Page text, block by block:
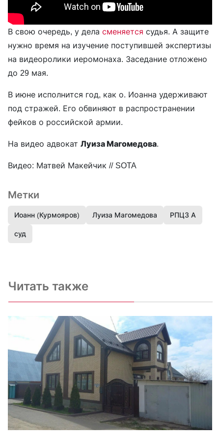
В свою очередь, у дела сменяется судья. А защите
нужно время на изучение поступившей экспертизы
на видеоролики иеромонаха. Заседание отложено
до 29 мая.
В июне исполнится год, как о. Иоанна удерживают
под стражей. Его обвиняют в распространении
фейков о российской армии.
На видео адвокат Луиза Магомедова.
Видео: Матвей Макейчик // SOTA
Метки
Иоанн (Курмояров) Луиза Магомедова РПЦЗ А
суд
Читать также